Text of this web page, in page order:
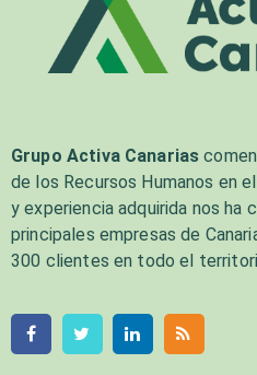
Grupo Activa Canarias
de los Recursos Humanos en
y experiencia adquirida nos ha
principales empresas de
300 clientes en todo el